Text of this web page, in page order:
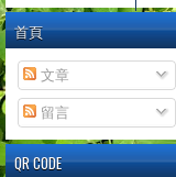
首頁
文章
留言
QR CODE